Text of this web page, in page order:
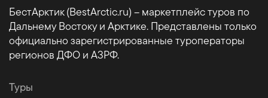
БестАрктик (BestArctic.ru) – маркетплейс туров по
Дальнему Востоку и Арктике. Представлены только
официально зарегистрированные туроператоры
регионов ДФО и АЗРФ.
Туры